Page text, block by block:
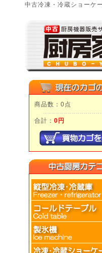
中古冷凍・冷蔵ショーケ
商品数：0点
合計： 0円